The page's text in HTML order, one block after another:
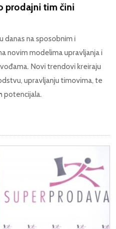
prodajni tim čini
danas na sposobnim i
novim modelima upravljanja i
Novi trendovi kreiraju
upravljanju timovima, te
potencijala.